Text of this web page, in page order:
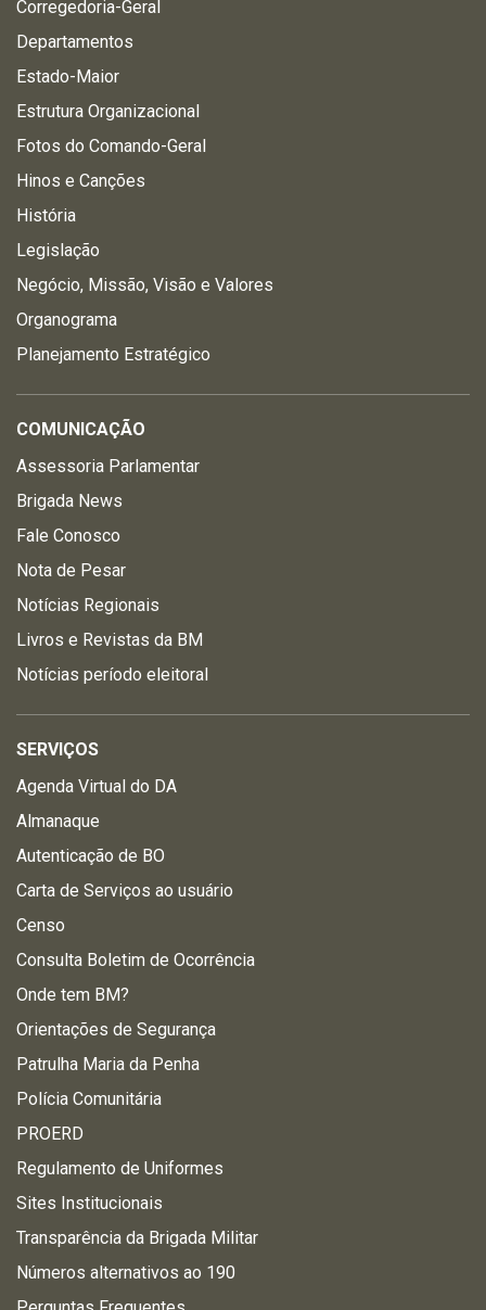
Corregedoria-Geral
Departamentos
Estado-Maior
Estrutura Organizacional
Fotos do Comando-Geral
Hinos e Canções
História
Legislação
Negócio, Missão, Visão e Valores
Organograma
Planejamento Estratégico
COMUNICAÇÃO
Assessoria Parlamentar
Brigada News
Fale Conosco
Nota de Pesar
Notícias Regionais
Livros e Revistas da BM
Notícias período eleitoral
SERVIÇOS
Agenda Virtual do DA
Almanaque
Autenticação de BO
Carta de Serviços ao usuário
Censo
Consulta Boletim de Ocorrência
Onde tem BM?
Orientações de Segurança
Patrulha Maria da Penha
Polícia Comunitária
PROERD
Regulamento de Uniformes
Sites Institucionais
Transparência da Brigada Militar
Números alternativos ao 190